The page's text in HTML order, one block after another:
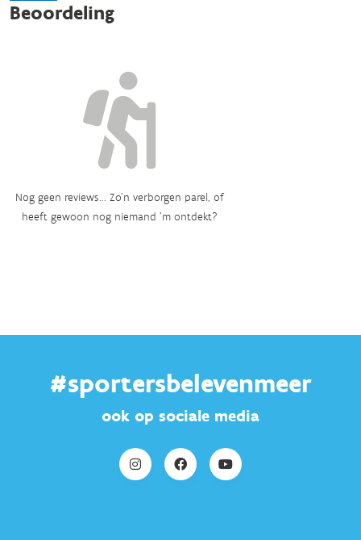
Beoordeling
Nog geen reviews... Zo’n verborgen parel, of
heeft gewoon nog niemand ‘m ontdekt?
#sportersbelevenmeer
ook op sociale media